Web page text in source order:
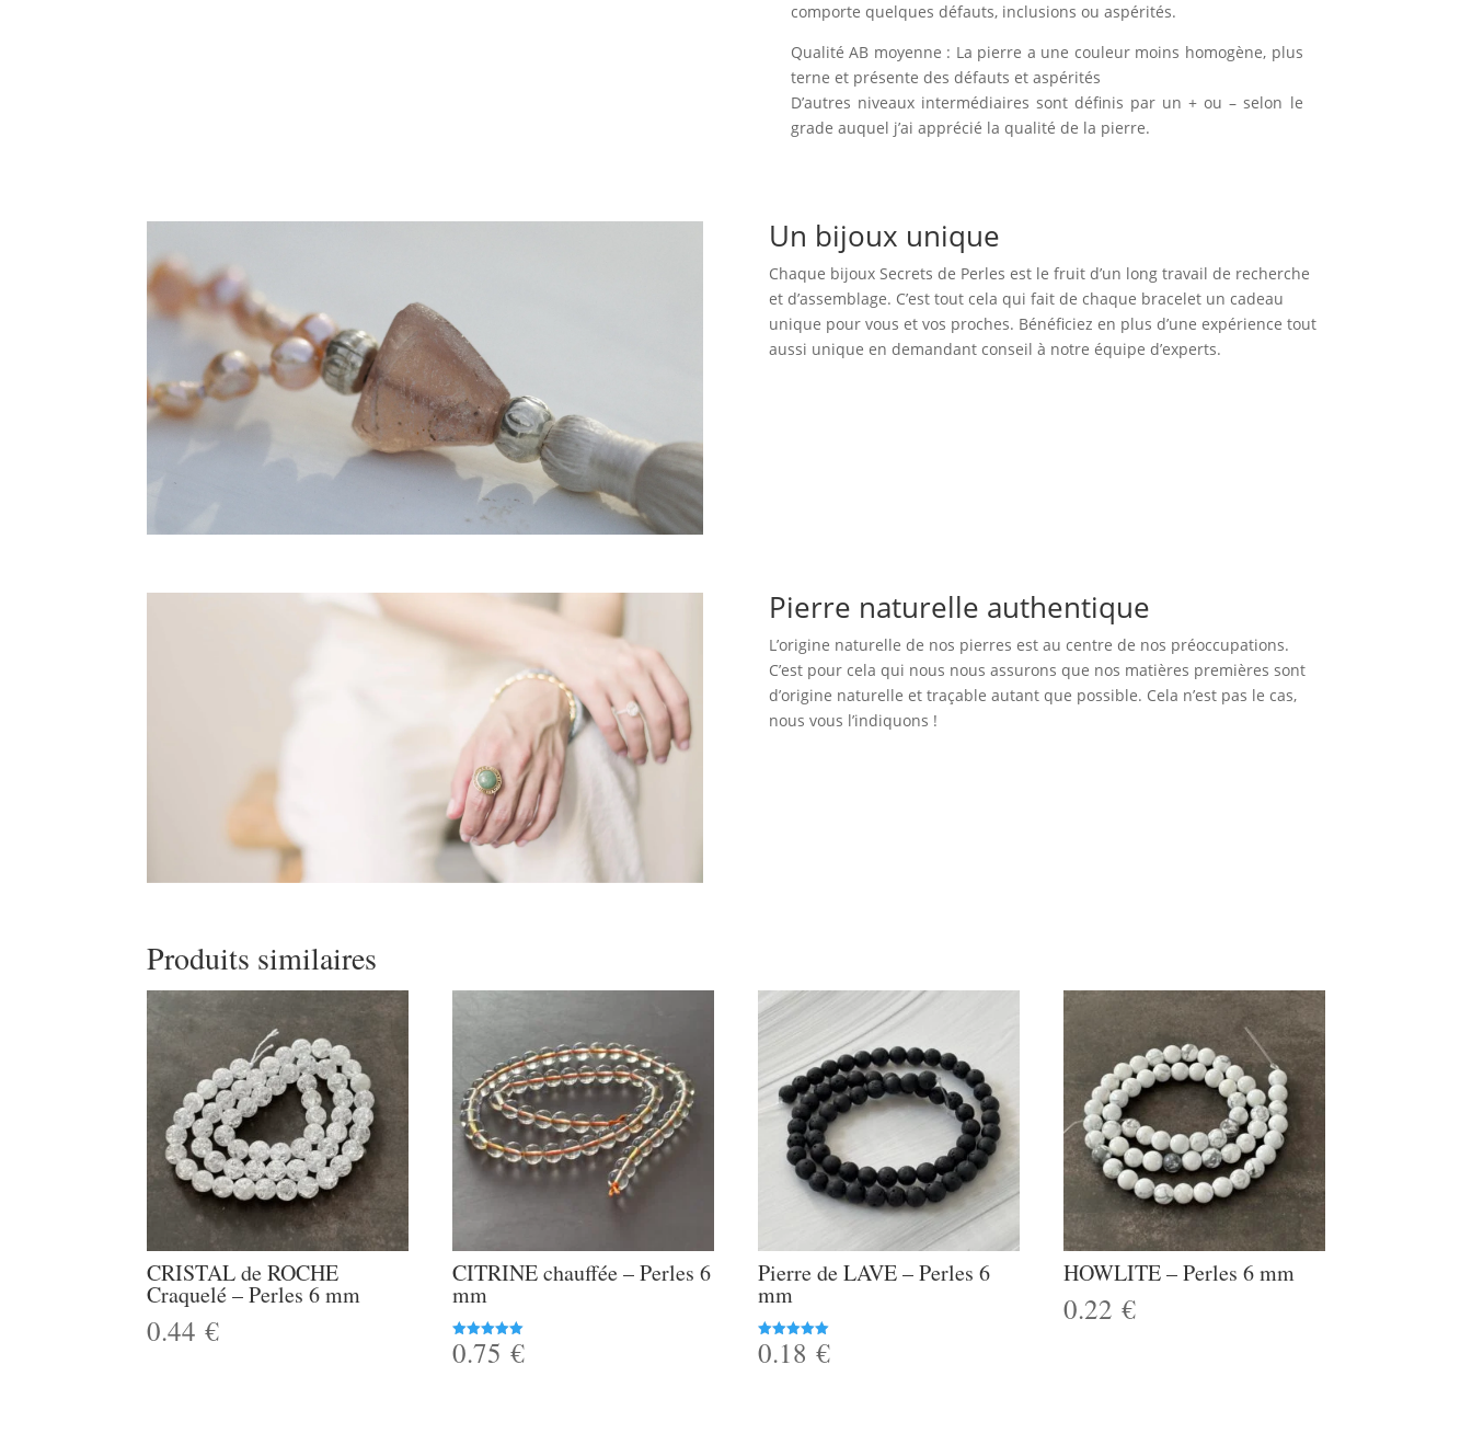
comporte quelques défauts, inclusions ou aspérités.
Qualité AB moyenne : La pierre a une couleur moins homogène, plus
terne et présente des défauts et aspérités
D’autres niveaux intermédiaires sont définis par un + ou – selon le
grade auquel j’ai apprécié la qualité de la pierre.
Un bijoux unique
Chaque bijoux Secrets de Perles est le fruit d’un long travail de recherche
et d’assemblage. C’est tout cela qui fait de chaque bracelet un cadeau
unique pour vous et vos proches. Bénéficiez en plus d’une expérience tout
aussi unique en demandant conseil à notre équipe d’experts.
Pierre naturelle authentique
L’origine naturelle de nos pierres est au centre de nos préoccupations.
C’est pour cela qui nous nous assurons que nos matières premières sont
d’origine naturelle et traçable autant que possible. Cela n’est pas le cas,
nous vous l’indiquons !
Produits similaires
CRISTAL de ROCHE
Craquelé – Perles 6 mm
0.44€
CITRINE chauffée – Perles 6
mm
Note
5.00
0.75€
Pierre de LAVE – Perles 6
mm
Note
5.00
0.18€
HOWLITE – Perles 6 mm
0.22€